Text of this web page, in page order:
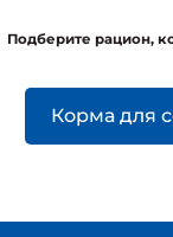
Подберите рацион,
Корма для